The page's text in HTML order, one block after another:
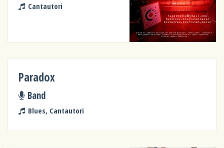
Cantautori
Paradox
Band
Blues, Cantautori